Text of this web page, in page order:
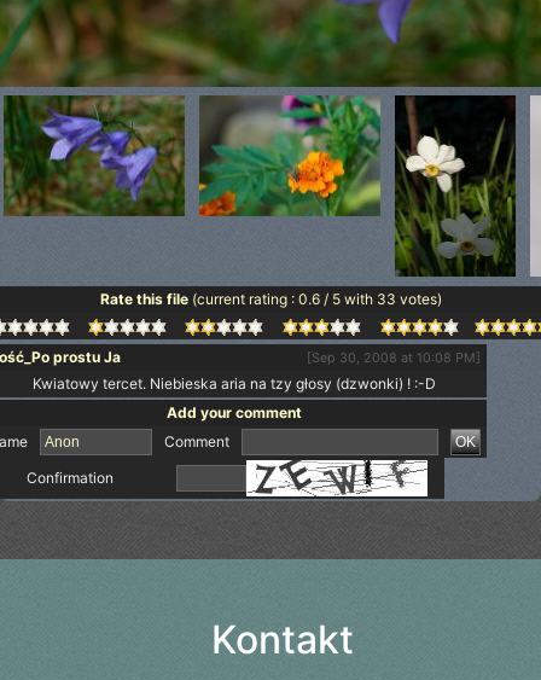
Rate this file (current rating : 0.6 / 5 with 33 votes)
prostu Ja [Sep 30, 2008 at 10:08 PM]
Kwiatowy tercet. Niebieska aria na tzy głosy (dzwonki) ! :-D
Add your comment
Comment
Confirmation
Kontakt